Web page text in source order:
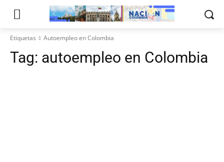
Etiquetas Autoempleo en Colombia
Tag: autoempleo en Colombia